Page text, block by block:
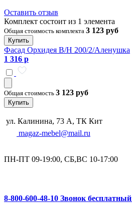
Оставить отзыв
Комплект состоит из 1 элемента
Общая стоимость комплекта 3 123 руб
Купить
Фасад Орхидея В/Н 200/2/Аленушка
1 316 р
Общая стоимость 3 123 руб
Купить
ул. Калинина, 73 А, ТК Кит
magaz-mebel@mail.ru
ПН-ПТ 09-19:00, СБ,ВС 10-17:00
8-800-600-48-10 Звонок бесплатный